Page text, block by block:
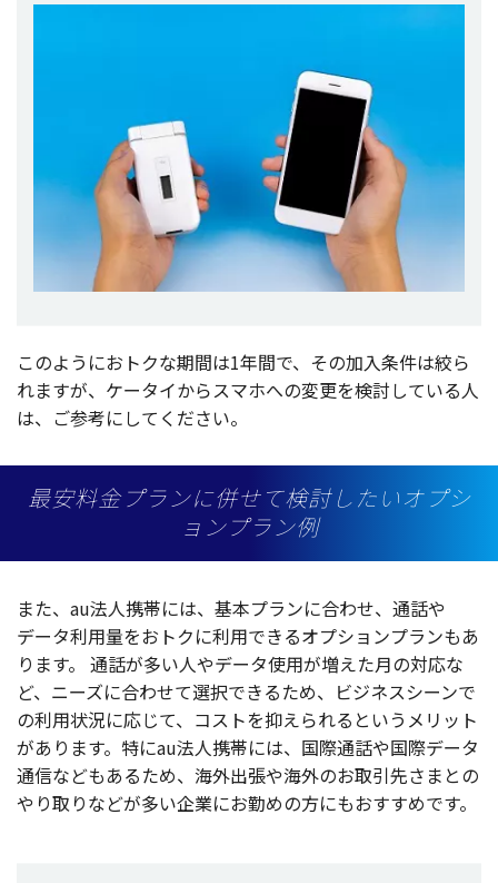
このようにお トクな期間は1年間で、その加入条件は絞ら
れますが、 ケータイからスマホへの変更を検討している人
は、ご参考にしてください。
最安料金プランに併せて検討したいオプシ
ョンプラン例
また、au法人携帯には、 基本プランに合わせ、 通話や
データ利用量をお トクに利用できるオプションプランもあ
ります。 通話が多い人やデータ使用が増えた月の対応な
ど、 ニーズに合わせて選択できるため、 ビジネスシーンで
の利用状況に応じて、 コストを抑えられるという メリット
があります。特にau法人携帯には、 国際通話や国際データ
通信などもあるため、 海外出張や海外のお取引先さまとの
やり取りなどが多い企業にお勤めの方にもおすすめです。